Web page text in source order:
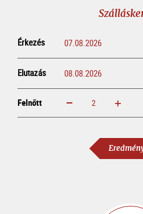
Érkezés
Elutazás
Felnőtt növelem